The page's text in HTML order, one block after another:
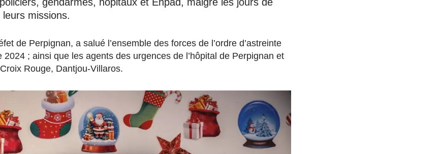
missions.
de Perpignan, a salué l’ensemble des forces de l’ordre d’astreinte
2024 ; ainsi que les agents des urgences de l’hôpital de Perpignan et
Rouge, Dantjou-Villaros.